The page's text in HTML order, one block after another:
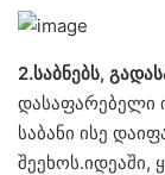
2.საბნებს,
დასაფარებელი
საბანი ისე
შეეხოს.იდეაში,